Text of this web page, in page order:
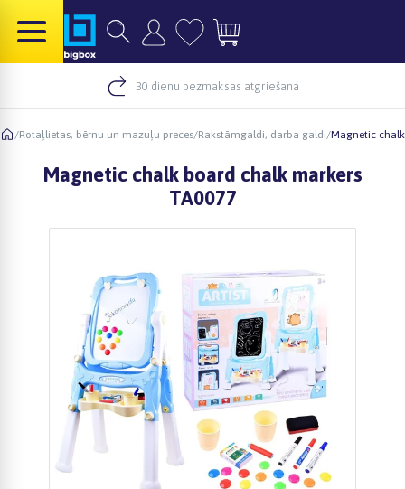
30 dienu bezmaksas atgriešana
/Rotaļlietas, bērnu un mazuļu preces/Rakstāmgaldi, darba galdi/Magnetic
Magnetic chalk board chalk markers
TA0077